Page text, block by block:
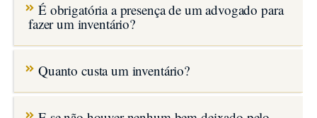
É obrigatória a presença de um advogado para
fazer um inventário?
Quanto custa um inventário?